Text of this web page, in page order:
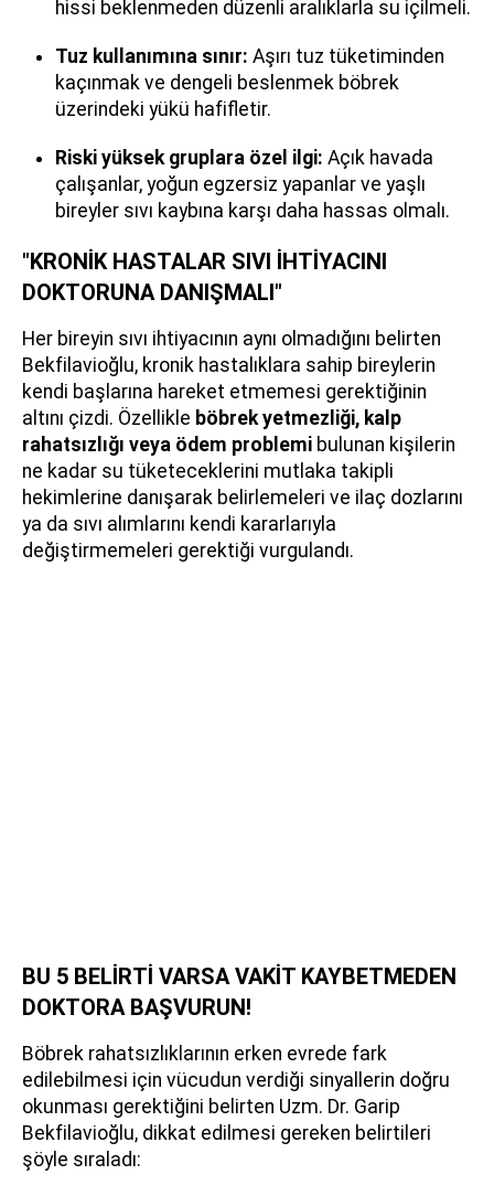
hissi beklenmeden düzenli aralıklarla su içilmeli.
Tuz kullanımına sınır: Aşırı tuz tüketiminden
kaçınmak ve dengeli beslenmek böbrek
üzerindeki yükü hafifletir.
Riski yüksek gruplara özel ilgi: Açık havada
çalışanlar, yoğun egzersiz yapanlar ve yaşlı
bireyler sıvı kaybına karşı daha hassas olmalı.
"KRONİK HASTALAR SIVI İHTİYACINI
DOKTORUNA DANIŞMALI"
Her bireyin sıvı ihtiyacının aynı olmadığını belirten
Bekfilavioğlu, kronik hastalıklara sahip bireylerin
kendi başlarına hareket etmemesi gerektiğinin
altını çizdi. Özellikle böbrek yetmezliği, kalp
rahatsızlığı veya ödem problemi bulunan kişilerin
ne kadar su tüketeceklerini mutlaka takipli
hekimlerine danışarak belirlemeleri ve ilaç dozlarını
ya da sıvı alımlarını kendi kararlarıyla
değiştirmemeleri gerektiği vurgulandı.
BU 5 BELİRTİ VARSA VAKİT KAYBETMEDEN
DOKTORA BAŞVURUN!
Böbrek rahatsızlıklarının erken evrede fark
edilebilmesi için vücudun verdiği sinyallerin doğru
okunması gerektiğini belirten Uzm. Dr. Garip
Bekfilavioğlu, dikkat edilmesi gereken belirtileri
şöyle sıraladı: